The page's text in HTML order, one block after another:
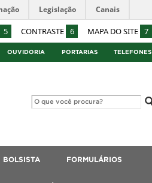
5 CONTRASTE 6 MAPA DO SITE 7
Legislação Canais
OUVIDORIA PORTARIAS TELEFONES
BOLSISTA FORMULÁRIOS